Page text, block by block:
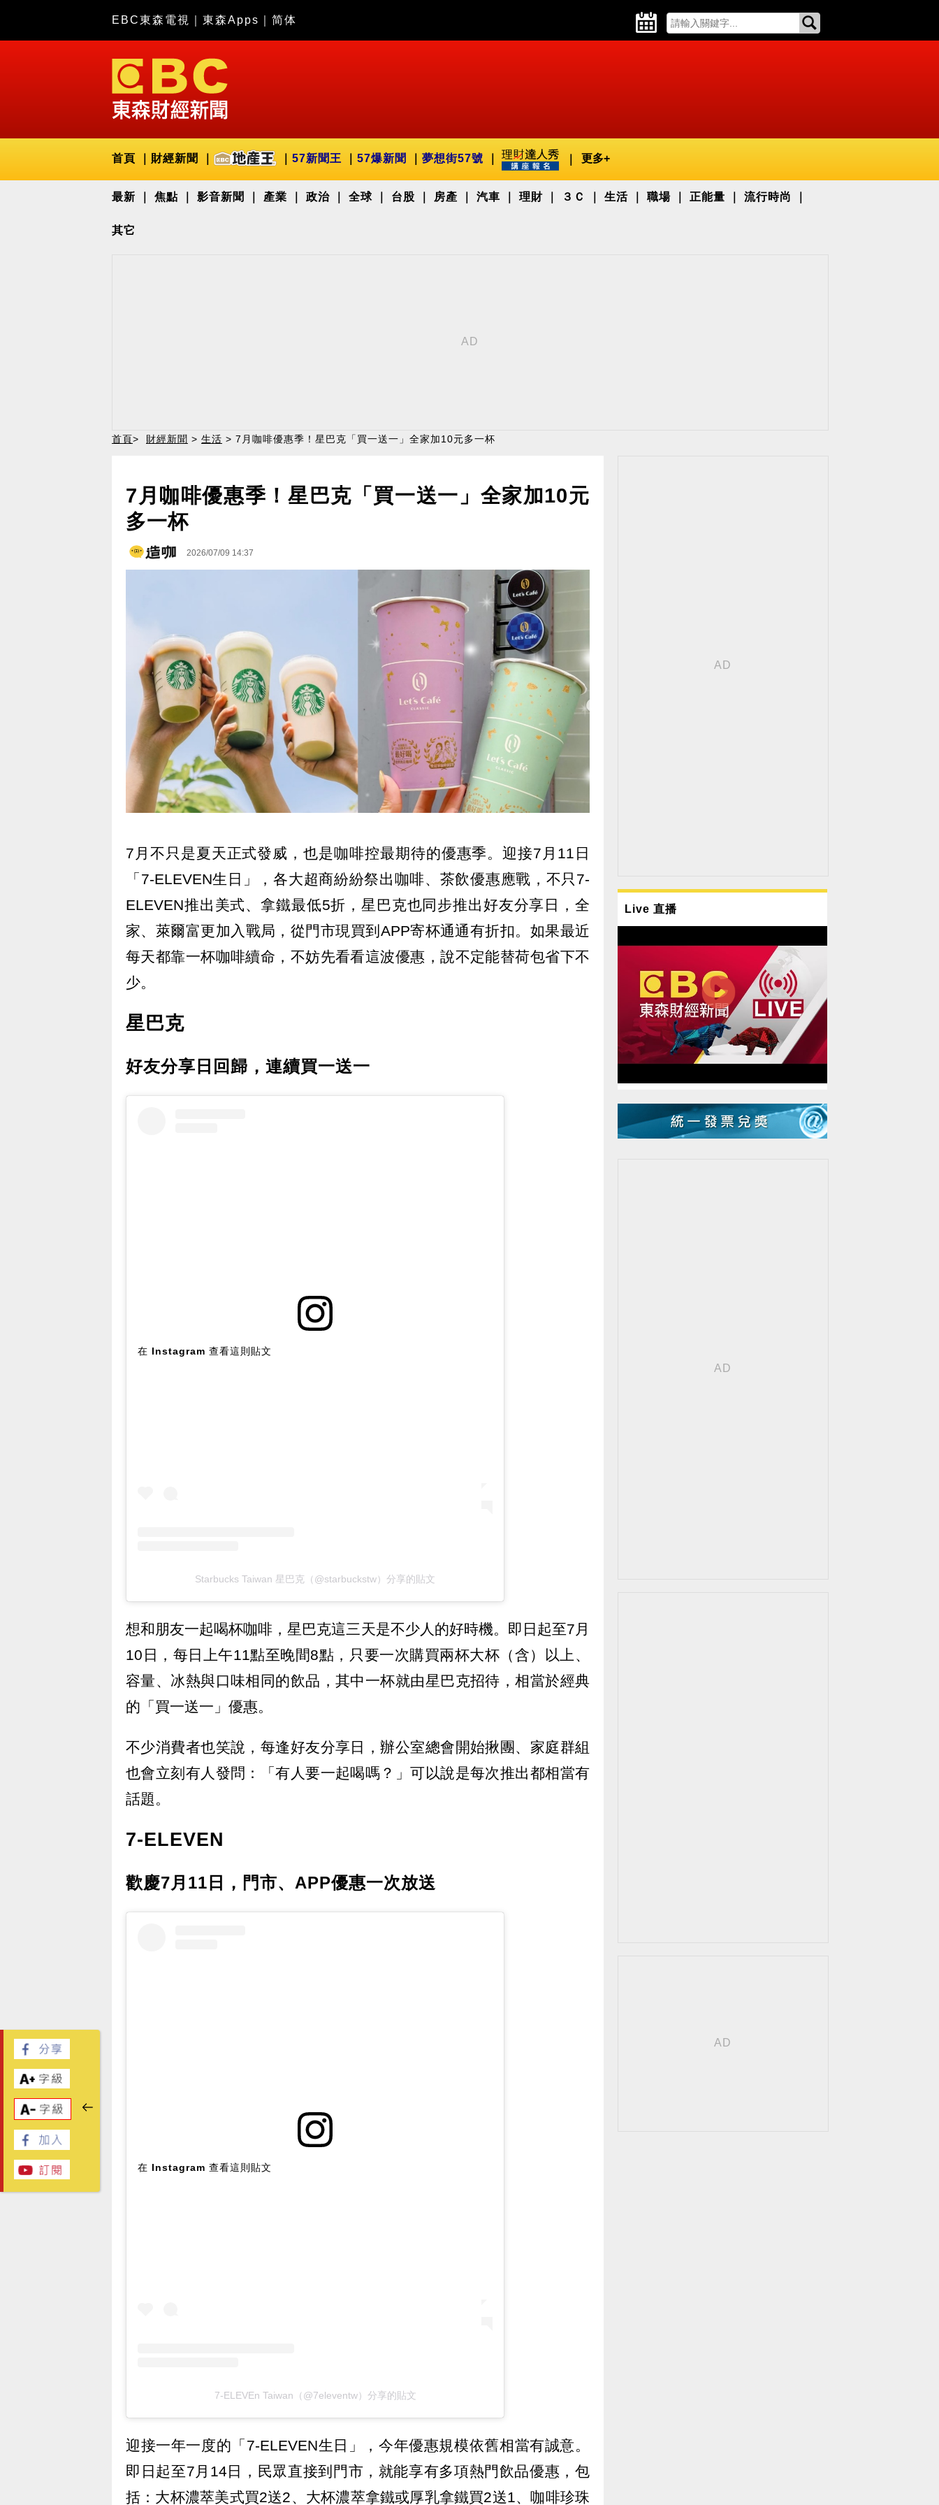
EBC東森電視 東森Apps 简体
首頁 財經新聞 57新聞王 57爆新聞 夢想街57號 更多+
最新 焦點 影音新聞 產業 政治 全球 台股 房產 汽車 理財 ３Ｃ 生活 職場 正能量 流行時尚
其它
首頁> 財經新聞 > 生活 > 7月咖啡優惠季！星巴克「買一送一」全家加10元多一杯
7月咖啡優惠季！星巴克「買一送一」全家加10元
多一杯
2026/07/09 14:37
7月不只是夏天正式發威，也是咖啡控最期待的優惠季。迎接7月11日
「7-ELEVEN生日」，各大超商紛紛祭出咖啡、茶飲優惠應戰，不只7-
ELEVEN推出美式、拿鐵最低5折，星巴克也同步推出好友分享日，全
家、萊爾富更加入戰局，從門市現買到APP寄杯通通有折扣。如果最近
每天都靠一杯咖啡續命，不妨先看看這波優惠，說不定能替荷包省下不
少。
星巴克
好友分享日回歸，連續買一送一
在 Instagram 查看這則貼文
Starbucks Taiwan 星巴克（@starbuckstw）分享的貼文
想和朋友一起喝杯咖啡，星巴克這三天是不少人的好時機。即日起至7月
10日，每日上午11點至晚間8點，只要一次購買兩杯大杯（含）以上、
容量、冰熱與口味相同的飲品，其中一杯就由星巴克招待，相當於經典
的「買一送一」優惠。
不少消費者也笑說，每逢好友分享日，辦公室總會開始揪團、家庭群組
也會立刻有人發問：「有人要一起喝嗎？」可以說是每次推出都相當有
話題。
7-ELEVEN
歡慶7月11日，門市、APP優惠一次放送
在 Instagram 查看這則貼文
7-ELEVEn Taiwan（@7eleventw）分享的貼文
迎接一年一度的「7-ELEVEN生日」，今年優惠規模依舊相當有誠意。
即日起至7月14日，民眾直接到門市，就能享有多項熱門飲品優惠，包
括：大杯濃萃美式買2送2、大杯濃萃拿鐵或厚乳拿鐵買2送1、咖啡珍珠
Live 直播